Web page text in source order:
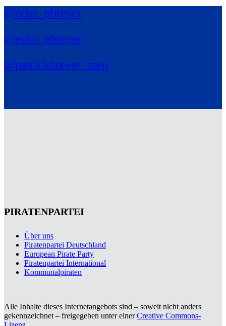
@echo_pbreyer
@echo_pbreyer
@patrickbreyer_mep
PIRATENPARTEI
Über uns
Piratenpartei Deutschland
European Pirate Party
Piratenpartei International
Kommunalpiraten
Alle Inhalte dieses Internetangebots sind – soweit nicht anders
gekennzeichnet – freigegeben unter einerCreative Commons-